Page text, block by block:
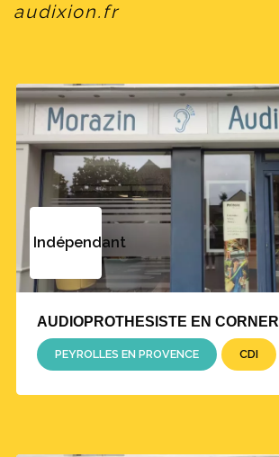
audixion.fr
Indépendant
AUDIOPROTHESISTE EN CORNER
PEYROLLES EN PROVENCE CDI